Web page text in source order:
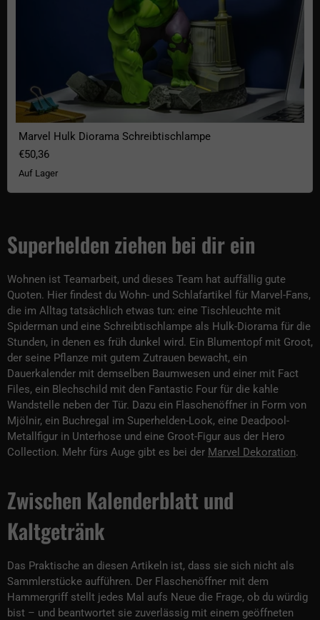
Marvel Hulk Diorama Schreibtischlampe
€50,36
Auf Lager
Superhelden ziehen bei dir ein
Wohnen ist Teamarbeit, und dieses Team hat auffällig gute
Quoten. Hier findest du Wohn- und Schlafartikel für Marvel-Fans,
die im Alltag tatsächlich etwas tun: eine Tischleuchte mit
Spiderman und eine Schreibtischlampe als Hulk-Diorama für die
Stunden, in denen es früh dunkel wird. Ein Blumentopf mit Groot,
der seine Pflanze mit gutem Zutrauen bewacht, ein
Dauerkalender mit demselben Baumwesen und einer mit Fact
Files, ein Blechschild mit den Fantastic Four für die kahle
Wandstelle neben der Tür. Dazu ein Flaschenöffner in Form von
Mjölnir, ein Buchregal im Superhelden-Look, eine Deadpool-
Metallfigur in Unterhose und eine Groot-Figur aus der Hero
Collection. Mehr fürs Auge gibt es bei der Marvel Dekoration.
Zwischen Kalenderblatt und
Kaltgetränk
Das Praktische an diesen Artikeln ist, dass sie sich nicht als
Sammlerstücke aufführen. Der Flaschenöffner mit dem
Hammergriff stellt jedes Mal aufs Neue die Frage, ob du würdig
bist – und beantwortet sie zuverlässig mit einem geöffneten